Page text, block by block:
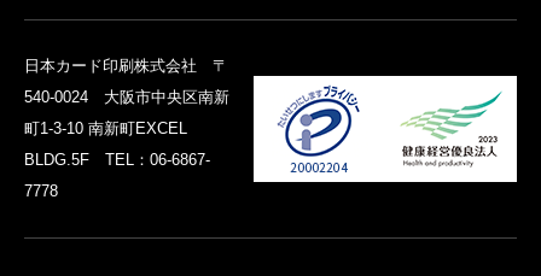
日本カード印刷株式会社 〒
540-0024 大阪市中央区南新
町1-3-10 南新町EXCEL
BLDG.5F TEL：06-6867-
7778